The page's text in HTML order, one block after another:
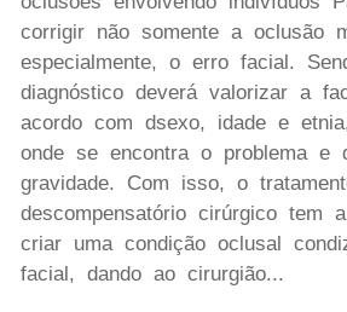
corrigir não somente a oclusão
especialmente, o erro facial.
diagnóstico deverá valorizar a
acordo com dsexo, idade e
onde se encontra o problema e
gravidade. Com isso, o
descompensatório cirúrgico tem
criar uma condição oclusal
facial, dando ao cirurgião...